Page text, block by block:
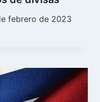
febrero de 2023